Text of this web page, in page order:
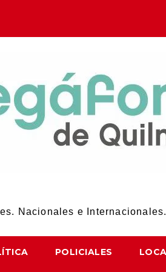
Nacionales e
POLICIALES